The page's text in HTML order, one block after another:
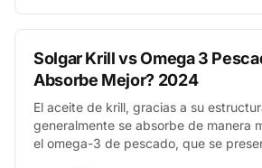
Solgar Krill vs Omega 3
Absorbe Mejor? 2024
El aceite de krill, gracias a su
generalmente se absorbe de manera
el omega-3 de pescado, que se